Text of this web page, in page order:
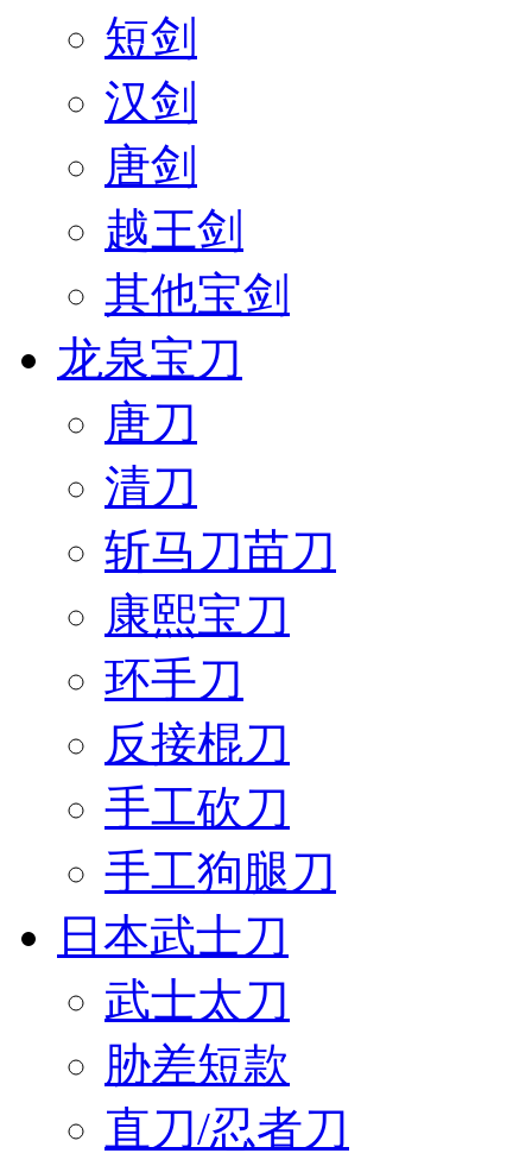
短剑
汉剑
唐剑
越王剑
其他宝剑
龙泉宝刀
唐刀
清刀
斩马刀苗刀
康熙宝刀
环手刀
反接棍刀
手工砍刀
手工狗腿刀
日本武士刀
武士太刀
胁差短款
直刀/忍者刀